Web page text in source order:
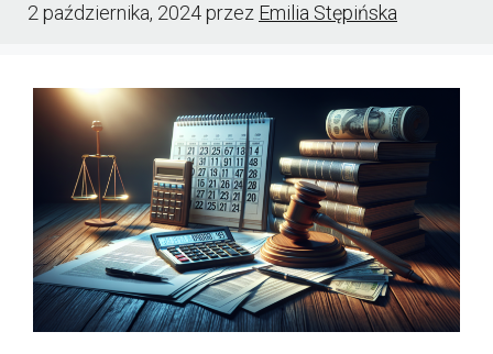
2 października, 2024przez Emilia Stępińska